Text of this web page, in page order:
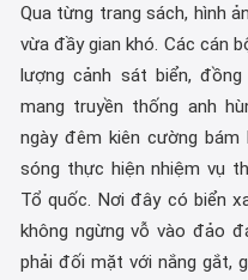
Qua từng trang sách, hình
vừa đầy gian khó. Các cán
lượng cảnh sát biển,
mang truyền thống anh
ngày đêm kiên cường bám
sóng thực hiện nhiệm vụ
Tổ quốc. Nơi đây có biển
không ngừng vỗ vào đảo
phải đối mặt với nắng gắt,